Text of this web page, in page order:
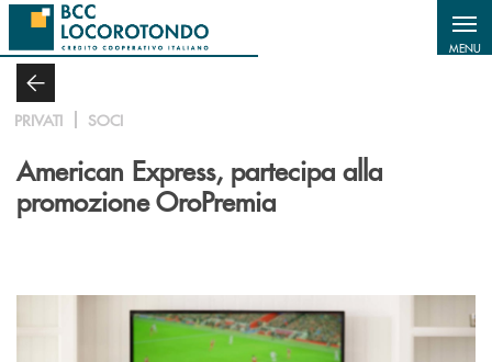
Salta al contenuto principale
MENU
PRIVATI SOCI
American Express, partecipa alla
promozione OroPremia